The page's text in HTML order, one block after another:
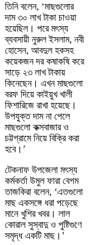
তিনি বলেন, ‘মাছগুলোর
দাম ৩০ লাখ টাকা চাওয়া
হয়েছিল। পরে মৎস্য
ব্যবসায়ী নুরুল ইসলাম, নবী
হোসেন, আবদুল হকসহ
কয়েকজন দর কষাকষি করে
সাড়ে ২৩ লাখ টাকায়
কিনেছেন। এখন মাছগুলো
বরফ দিয়ে কাইয়ুখ খালী
ফিশারিজে রাখা হয়েছে।
উপযুক্ত দাম না পেলে
মাছগুলো কক্সবাজার ও
চট্টগ্রামে নিয়ে বিক্রি করা
হবে।’
টেকনাফ উপজেলা মৎস্য
কর্মকর্তা উমুল ফারা বেগম
তাজকিরা বলেন, ‘এতগুলো
মাছ একসঙ্গে ধরা পড়েছে
মানে খুশির খবর। লাল
কোরাল সুস্বাদু ও পুষ্টিগুণে
সমৃদ্ধ একটি মাছ।’